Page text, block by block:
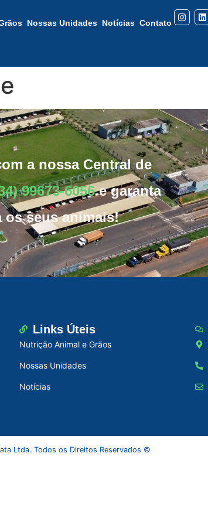
Nossas Unidades Notícias Contato
a nossa Central de
99673-6056 e garanta
os seus animais!
Links Úteis
Nutrição Animal e Grãos
Nossas Unidades
Notícias
Ltda. Todos os Direitos Reservados ©